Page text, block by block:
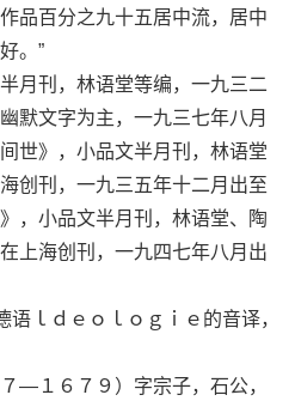
品百分之九十五居中流，居中
。”
刊，林语堂等编，一九三二
默文字为主，一九三七年八月
世》，小品文半月刊，林语堂
创刊，一九三五年十二月出至
，小品文半月刊，林语堂、陶
上海创刊，一九四七年八月出
ｌｄｅｏｌｏｇｉｅ的音译，
１６７９）字宗子，石公，